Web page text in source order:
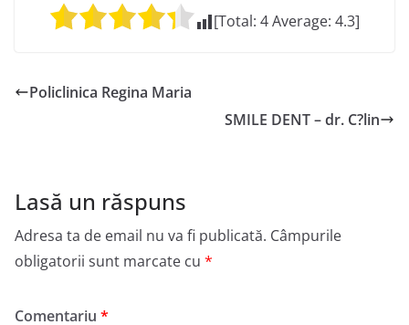
[Total: 4Average: 4.3]
Policlinica Regina Maria
SMILE DENT – dr. C?lin
Lasă un răspuns
Adresa ta de email nu va fi publicată. Câmpurile
obligatorii sunt marcate cu *
Comentariu *